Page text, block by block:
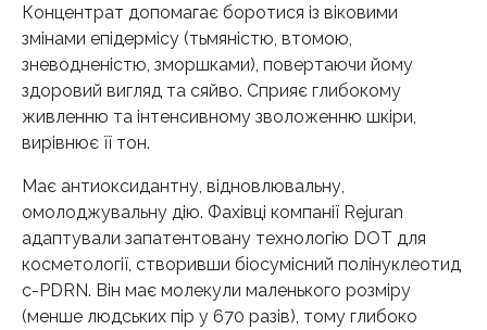
Концентрат допомагає боротися із віковими
змінами епідермісу (тьмяністю, втомою,
зневодненістю, зморшками), повертаючи йому
здоровий вигляд та сяйво. Сприяє глибокому
живленню та інтенсивному зволоженню шкіри,
вирівнює її тон.
Має антиоксидантну, відновлювальну,
омолоджувальну дію. Фахівці компанії Rejuran
адаптували запатентовану технологію DOT для
косметології, створивши біосумісний полінуклеотид
c-PDRN. Він має молекули маленького розміру
(менше людських пір у 670 разів), тому глибоко